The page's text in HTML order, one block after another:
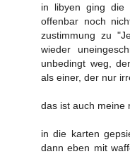
in libyen ging die
offenbar noch
zustimmung zu
wieder
unbedingt weg,
als einer, der nur
das ist auch meine
in die karten
dann eben mit